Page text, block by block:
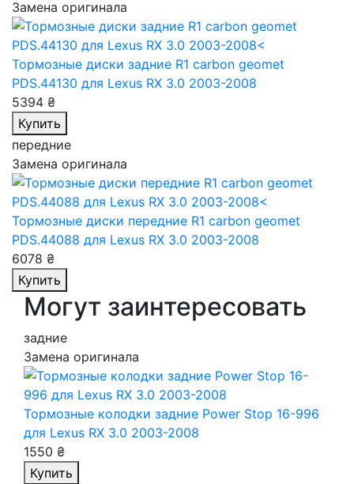
Замена оригинала
Тормозные диски задние R1 carbon geomet
PDS.44130 для Lexus RX 3.0 2003-2008
5394 ₴
Купить
передние
Замена оригинала
Тормозные диски передние R1 carbon geomet
PDS.44088 для Lexus RX 3.0 2003-2008
6078 ₴
Купить
Могут заинтересовать
задние
Замена оригинала
Тормозные колодки задние Power Stop 16-996
для Lexus RX 3.0 2003-2008
1550 ₴
Купить